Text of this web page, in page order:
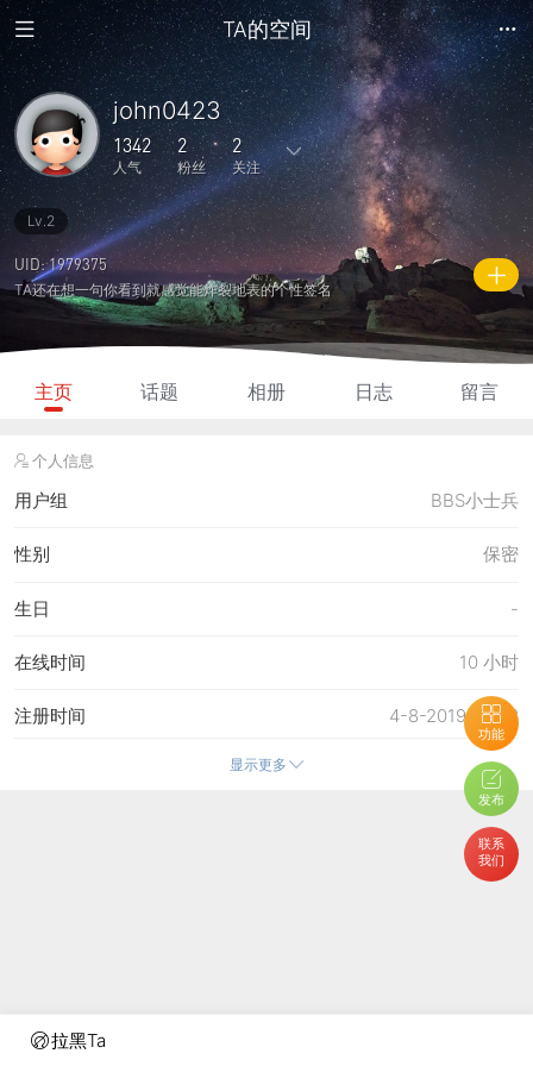
拉黑Ta
TA的空间
功能
发布
联系
我们
john0423
1342
人气
2
粉丝
2
关注
7
主题
21
回复
0
日志
0
相册
0
好友
2 2
关注
0
说说
1342
人气
200
积分
Lv.2
UID: 1979375
TA还在想一句你看到就感觉能炸裂地表的个性签名
主页 话题 相册 日志 留言
个人信息
用户组 BBS小士兵
保密
性别
-
生日
10 小时
在线时间
4-8-2019 22:43
注册时间
23-6-2026 01:34
23-6-2026 01:34
22-6-2026 14:38
显示更多